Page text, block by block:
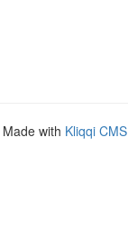
Made with Kliqqi CMS